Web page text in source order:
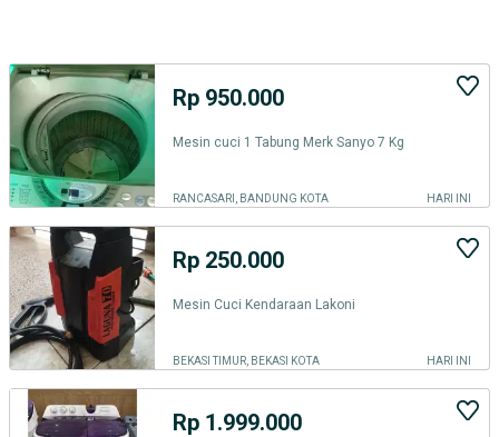
Rp 950.000
Mesin cuci 1 Tabung Merk Sanyo 7 Kg
RANCASARI, BANDUNG KOTA HARI INI
Rp 250.000
Mesin Cuci Kendaraan Lakoni
BEKASI TIMUR, BEKASI KOTA HARI INI
Rp 1.999.000